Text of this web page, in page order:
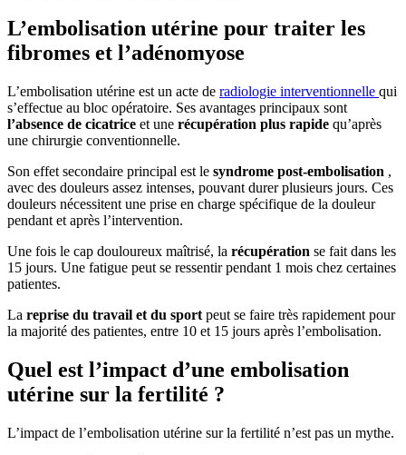
L’embolisation utérine pour traiter les
fibromes et l’adénomyose
L’embolisation utérine est un acte de radiologie interventionnelle qui
s’effectue au bloc opératoire. Ses avantages principaux sont
l’absence de cicatrice et une récupération plus rapide qu’après
une chirurgie conventionnelle.
Son effet secondaire principal est le syndrome post-embolisation ,
avec des douleurs assez intenses, pouvant durer plusieurs jours. Ces
douleurs nécessitent une prise en charge spécifique de la douleur
pendant et après l’intervention.
Une fois le cap douloureux maîtrisé, la récupération se fait dans les
15 jours. Une fatigue peut se ressentir pendant 1 mois chez certaines
patientes.
La reprise du travail et du sport peut se faire très rapidement pour
la majorité des patientes, entre 10 et 15 jours après l’embolisation.
Quel est l’impact d’une embolisation
utérine sur la fertilité ?
L’impact de l’embolisation utérine sur la fertilité n’est pas un mythe.